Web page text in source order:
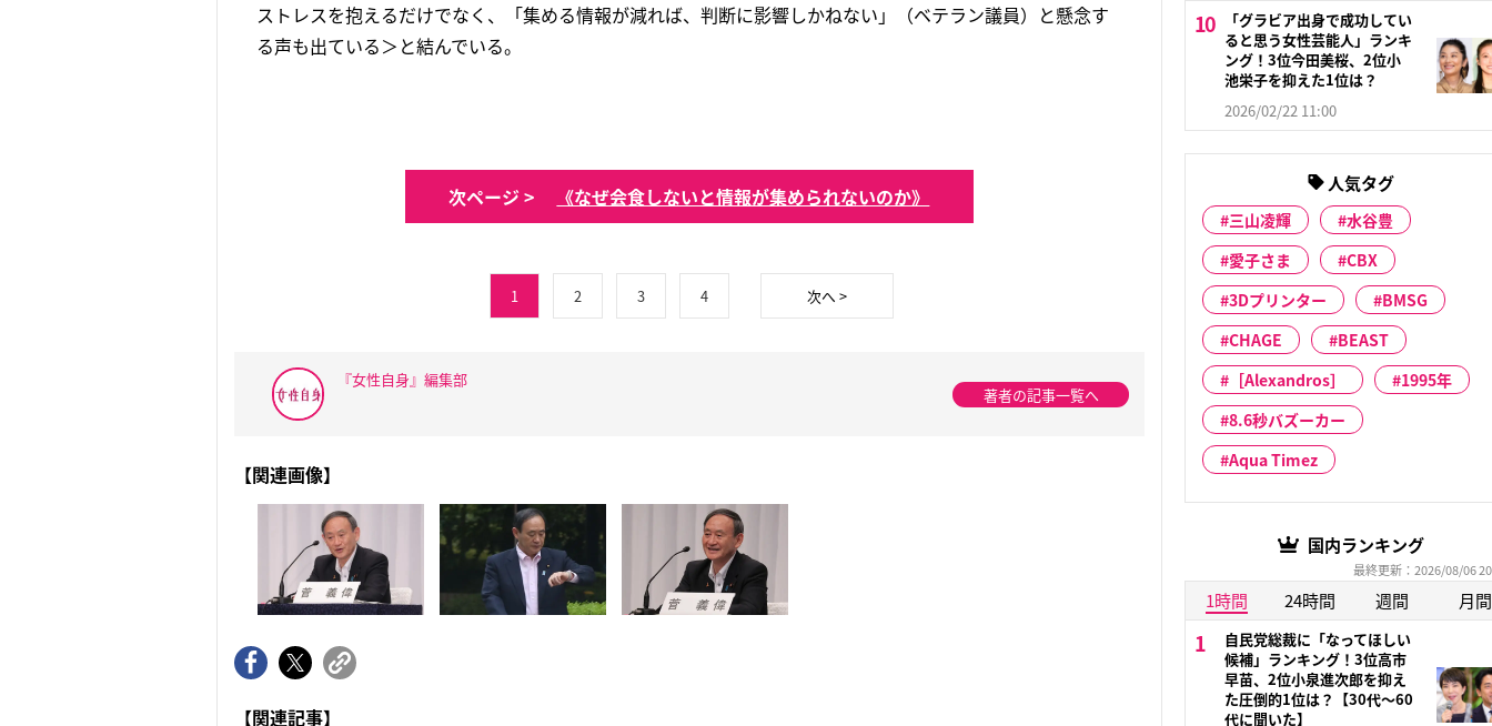
ストレスを抱えるだけでなく、「集める情報が減れば、判断に影響しかねない」（ベテラン議員）と懸念す
る声も出ている＞と結んでいる。
次ページ > 《なぜ会食しないと情報が集められないのか》
1 2 3 4 次へ >
『女性自身』編集部
著者の記事一覧へ
【関連画像】
【関連記事】
「グラビア出身で成功してい
ると思う女性芸能人」ランキ
ング！3位今田美桜、2位小
池栄子を抑えた1位は？
2026/02/22 11:00
人気タグ
三山凌輝
水谷豊
愛子さま
CBX
3Dプリンター
BMSG
CHAGE
BEAST
［Alexandros］
1995年
8.6秒バズーカー
Aqua Timez
国内ランキング
最終更新：2026/08/06
1時間 24時間 週間 月間
自民党総裁に「なってほしい
候補」ランキング！3位高市
早苗、2位小泉進次郎を抑え
た圧倒的1位は？【30代〜60
代に聞いた】